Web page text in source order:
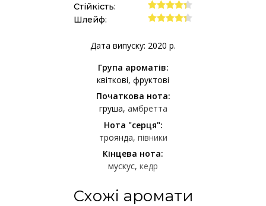
Стійкість:
Шлейф:
Дата випуску: 2020 р.
Група ароматів:
квіткові фруктові
Початкова нота:
груша амбретта
Нота "серця":
троянда півники
Кінцева нота:
мускус кедр
Схожі аромати